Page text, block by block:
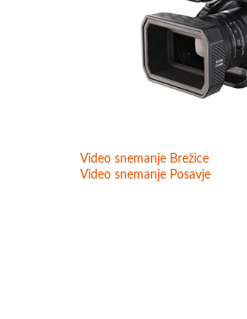
Video snemanje Brežice
Video snemanje Posavje